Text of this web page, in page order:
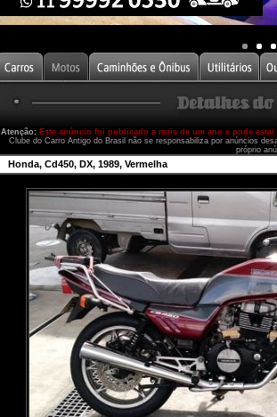
Atenção: Este anúncio foi publicado a mais de um ano e pode
Clube do Carro Antigo do Brasil não se responsabiliza por anúncios
próprio
Honda, Cd450, DX, 1989, Vermelha